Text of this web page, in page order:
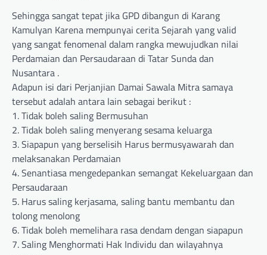
Sehingga sangat tepat jika GPD dibangun di Karang
Kamulyan Karena mempunyai cerita Sejarah yang valid
yang sangat fenomenal dalam rangka mewujudkan nilai
Perdamaian dan Persaudaraan di Tatar Sunda dan
Nusantara .
Adapun isi dari Perjanjian Damai Sawala Mitra samaya
tersebut adalah antara lain sebagai berikut :
1. Tidak boleh saling Bermusuhan
2. Tidak boleh saling menyerang sesama keluarga
3. Siapapun yang berselisih Harus bermusyawarah dan
melaksanakan Perdamaian
4. Senantiasa mengedepankan semangat Kekeluargaan dan
Persaudaraan
5. Harus saling kerjasama, saling bantu membantu dan
tolong menolong
6. Tidak boleh memelihara rasa dendam dengan siapapun
7. Saling Menghormati Hak Individu dan wilayahnya